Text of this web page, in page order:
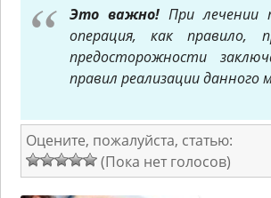
Это важно! При лечении
операция, как правило,
предосторожности
правил реализации данного
Оцените, пожалуйста, статью:
(Пока нет голосов)